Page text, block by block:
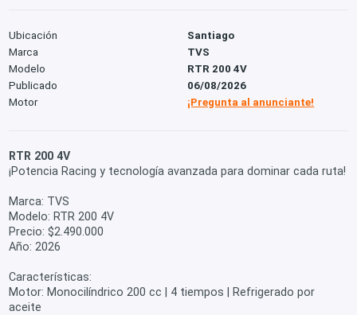
Ubicación
Santiago
Marca
TVS
Modelo
RTR 200 4V
Publicado
06/08/2026
Motor
¡Pregunta al anunciante!
RTR 200 4V
¡Potencia Racing y tecnología avanzada para dominar cada ruta!
Marca: TVS
Modelo: RTR 200 4V
Precio: $2.490.000
Año: 2026
Características:
Motor: Monocilíndrico 200 cc | 4 tiempos | Refrigerado por
aceite